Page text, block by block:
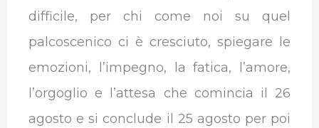
difficile, per chi come noi su quel
palcoscenico ci è cresciuto, spiegare le
emozioni, l’impegno, la fatica, l’amore,
l’orgoglio e l’attesa che comincia il 26
agosto e si conclude il 25 agosto per poi